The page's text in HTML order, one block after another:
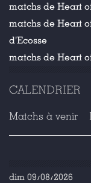
matchs de Heart
matchs de Heart
d'Ecosse
matchs de Heart
CALENDRIER
Matchs à venir
dim 09/08/2026